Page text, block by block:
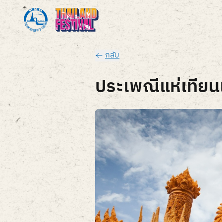
กลับ
ประเพณีแห่เทีย